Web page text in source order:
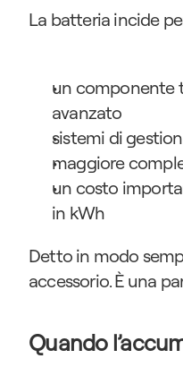
La batteria incide
un componente
avanzato
sistemi di
maggiore
un costo
in kWh
Detto in modo
accessorio. È una
Quando